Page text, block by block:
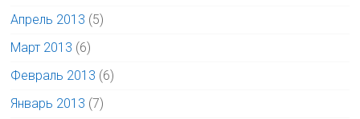
Апрель 2013 (5)
Март 2013 (6)
Февраль 2013 (6)
Январь 2013 (7)